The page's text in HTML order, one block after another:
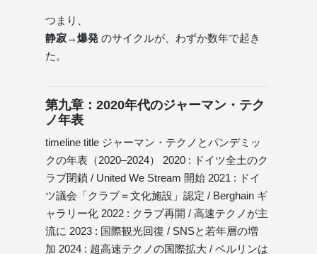
つまり、
静寂→爆発 のサイクルが、わずか数年で起き
た。
第九章：2020年代のジャーマン・テク
ノ年表
timeline title ジャーマン・テクノとパンデミッ
クの年表（2020–2024） 2020 : ドイツ全土のク
ラブ閉鎖 / United We Stream 開始 2021 : ドイ
ツ議会「クラブ＝文化施設」認定 / Berghain ギ
ャラリー化 2022 : クラブ再開 / 高速テクノが主
流に 2023 : 国際観光回復 / SNSと若年層の増
加 2024 : 超高速テクノの国際拡大 / ベルリンは